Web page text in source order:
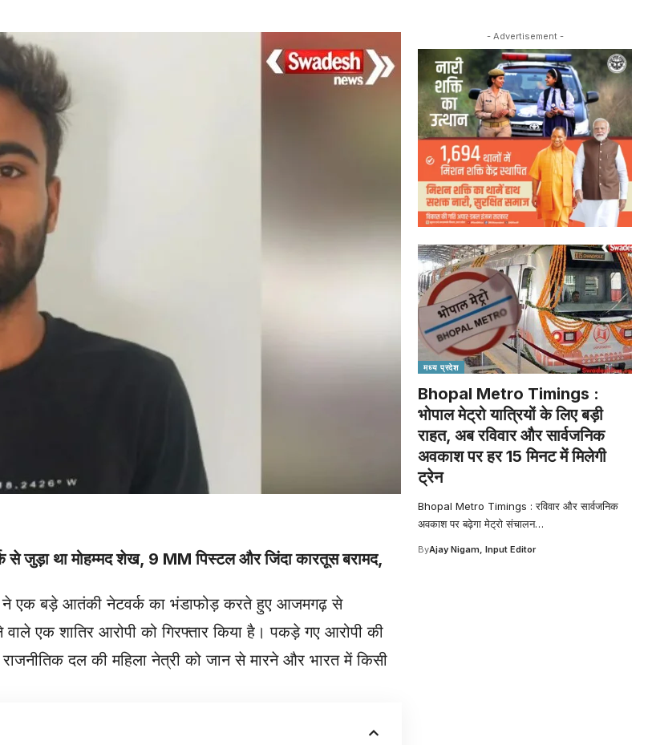
जुड़ा था मोहम्मद शेख, 9 MM पिस्टल और जिंदा कारतूस बरामद,
ने एक बड़े आतंकी नेटवर्क का भंडाफोड़ करते हुए आजमगढ़ से
एक शातिर आरोपी को गिरफ्तार किया है। पकड़े गए आरोपी की
दल की महिला नेत्री को जान से मारने और भारत में किसी
- Advertisement -
मध्य प्रदेश
Bhopal Metro Timings :
भोपाल मेट्रो यात्रियों के लिए बड़ी
राहत, अब रविवार और सार्वजनिक
अवकाश पर हर 15 मिनट में मिलेगी
ट्रेन
Bhopal Metro Timings : रविवार और सार्वजनिक
अवकाश पर बढ़ेगा मेट्रो संचालन…
ByAjay Nigam, Input Editor